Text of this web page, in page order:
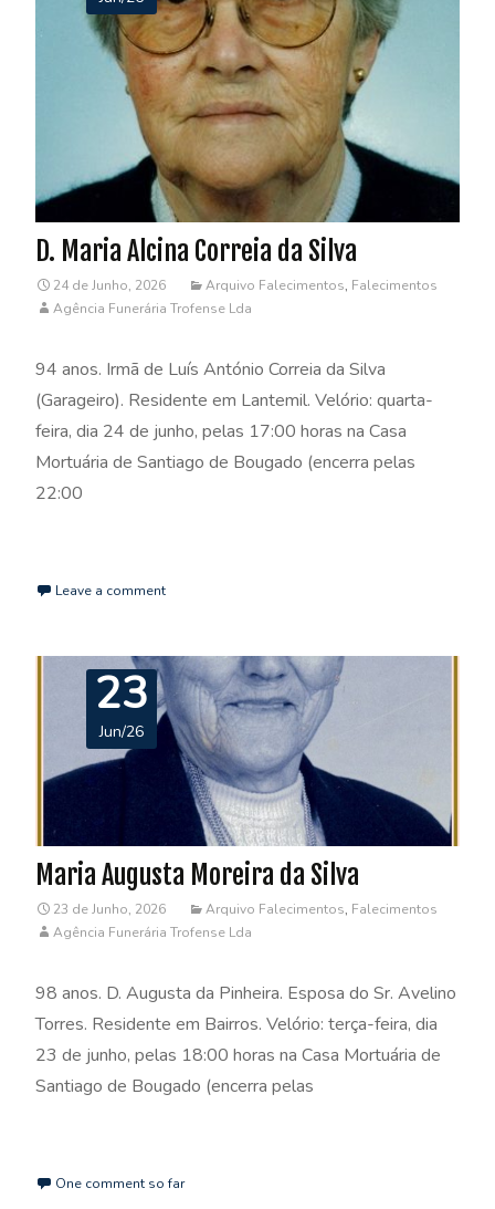
D. Maria Alcina Correia da Silva
24 de Junho, 2026 Arquivo Falecimentos, Falecimentos
Agência Funerária Trofense Lda
94 anos. Irmã de Luís António Correia da Silva
(Garageiro). Residente em Lantemil. Velório: quarta-
feira, dia 24 de junho, pelas 17:00 horas na Casa
Mortuária de Santiago de Bougado (encerra pelas
22:00
Leave a comment
23
Jun/26
Maria Augusta Moreira da Silva
23 de Junho, 2026 Arquivo Falecimentos, Falecimentos
Agência Funerária Trofense Lda
98 anos. D. Augusta da Pinheira. Esposa do Sr. Avelino
Torres. Residente em Bairros. Velório: terça-feira, dia
23 de junho, pelas 18:00 horas na Casa Mortuária de
Santiago de Bougado (encerra pelas
One comment so far